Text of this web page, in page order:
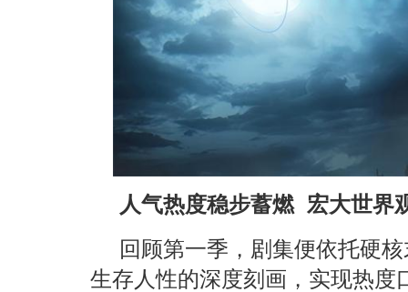
人气热度稳步蓄燃 宏大世界
回顾第一季，剧集便依托硬
生存人性的深度刻画，实现热度